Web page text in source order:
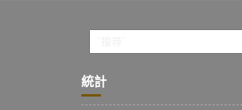
統計